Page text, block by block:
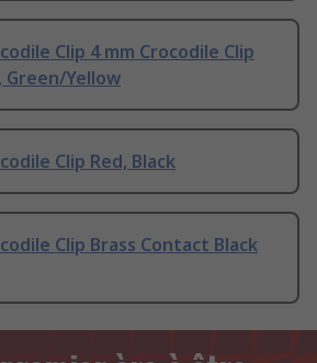
Clip 4 mm Crocodile Clip
Green/Yellow
Clip Red, Black
Clip Brass Contact Black